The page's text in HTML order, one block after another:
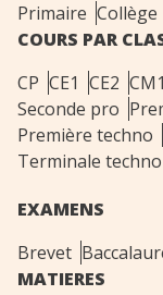
Primaire Collège
COURS PAR
CP CE1 CE2 CM1
Seconde pro
Première techno
Terminale techno
EXAMENS
Brevet
MATIERES